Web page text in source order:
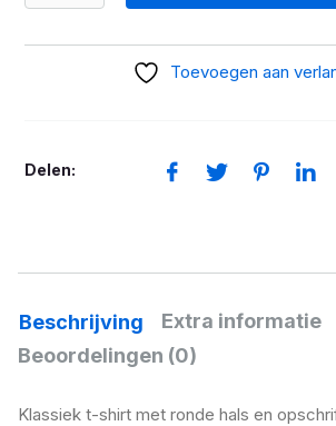
Toevoegen aan
Delen:
Beschrijving
Extra informatie
Beoordelingen (0)
Klassiek t-shirt met ronde hals en